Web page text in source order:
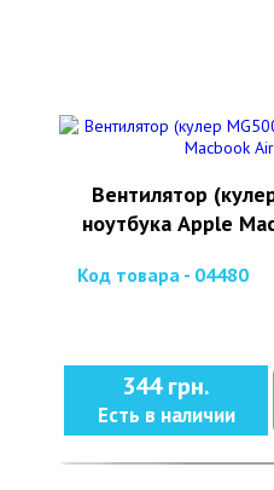
Вентилятор
ноутбука Apple
Код товара - 04480
344 грн.
Есть в наличии